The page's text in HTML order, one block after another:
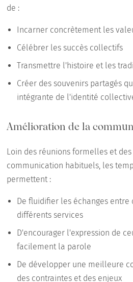
de :
Incarner concrètement les
Célébrer les succès collectifs
Transmettre l'histoire et les
Créer des souvenirs partagés
intégrante de l'identité
Amélioration de la
Loin des réunions formelles et des
communication habituels, les
permettent :
De fluidifier les échanges
différents services
D'encourager l'expression de
facilement la parole
De développer une meilleure
des contraintes et des enjeux